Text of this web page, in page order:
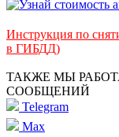
Инструкция по
в ГИБДД)
ТАКЖЕ МЫ
СООБЩЕНИЙ
Telegram
Max